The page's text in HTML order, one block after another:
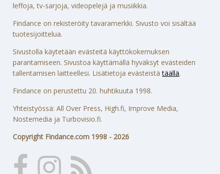
leffoja, tv-sarjoja, videopelejä ja musiikkia.
Findance on rekisteröity tavaramerkki. Sivusto voi sisältää
tuotesijoittelua.
Sivustolla käytetään evästeitä käyttökokemuksen
parantamiseen. Sivustoa käyttämällä hyväksyt evästeiden
tallentamisen laitteellesi. Lisätietoja evästeistätäällä.
Findance on perustettu 20. huhtikuuta 1998.
Yhteistyössä: All Over Press, High.fi, Improve Media,
Nostemedia ja Turbovisio.fi.
Copyright Findance.com 1998 - 2026